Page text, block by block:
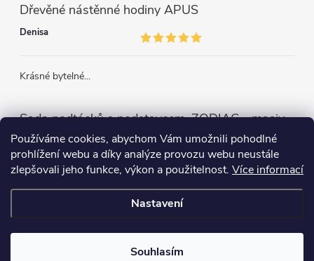
Používáme cookies, abychom Vám umožnili pohodlné
prohlížení webu a díky analýze provozu webu neustále
zlepšovali jeho funkce, výkon a použitelnost. Více informací
Nastavení
Souhlasím
Dřevěné nástěnné hodiny APUS
Denisa
Krásné bytelné...
Sada podtácků s podstavcem, ZODIAC - masivní dřevo
Copyright 2026Kamohome. Všechna práva vyhrazena.